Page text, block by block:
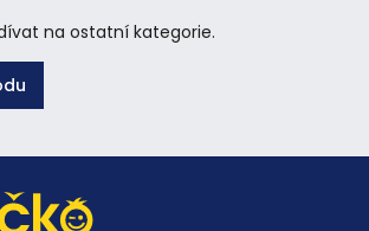
na ostatní kategorie.